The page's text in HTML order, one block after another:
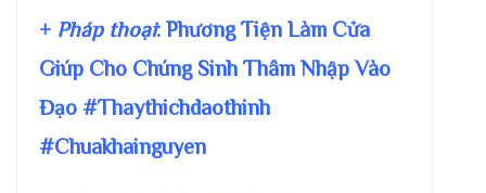
+ Pháp thoại: Phương Tiện Làm Cửa
Giúp Cho Chúng Sinh Thâm Nhập Vào
Đạo #Thaythichdaothinh
#Chuakhainguyen